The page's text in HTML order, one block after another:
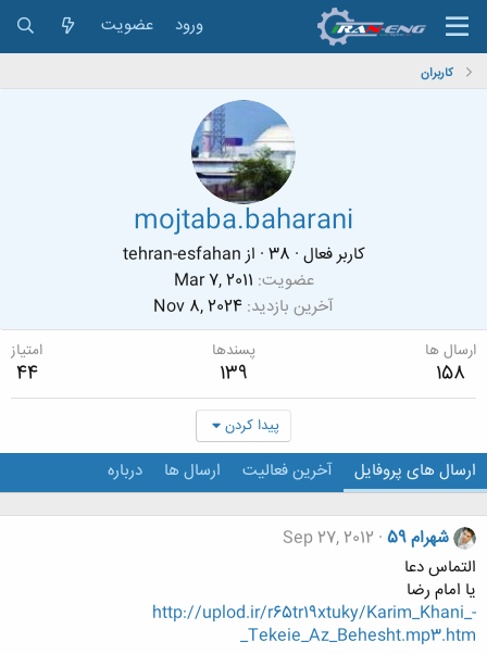
ورود عضویت
کاربران
mojtaba.baharani
کاربر فعال ·
· ازtehran-esfahan
عضویت Mar 7, 2011
آخرین بازدید Nov 8, 2024
ارسال ها
158
پسندها
139
امتیاز
44
پیدا کردن
ارسال های پروفایل آخرین فعالیت ارسال ها درباره
شهرام 59
Sep 27, 2012
التماس دعا
یا امام رضا
http://uplod.ir/r65tr19xtuky/Karim_Khani_-
_Tekeie_Az_Behesht.mp3.htm